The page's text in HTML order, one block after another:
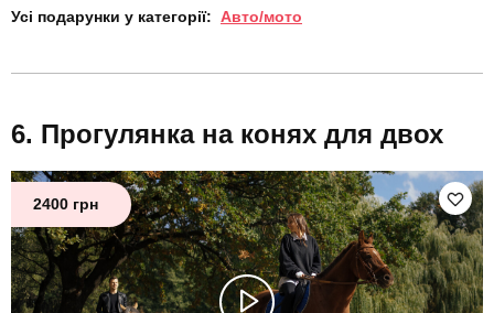
Усі подарунки у категорії: Авто/мото
Прогулянка на конях для двох
2400 грн